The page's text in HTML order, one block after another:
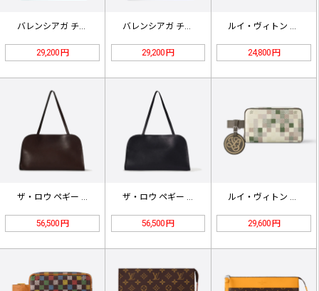
バレンシアガ チップスバッグ 741…
29,200 円
バレンシアガ チップスバッグ 741…
29,200 円 24,800 円
ザ・ロウ ペギー クラッチ ブラウン…
56,500 円
ザ・ロウ ペギー クラッチ ブラック…
56,500 円
ルイ・ヴィトン ロッカー ドップキッ…
29,600 円